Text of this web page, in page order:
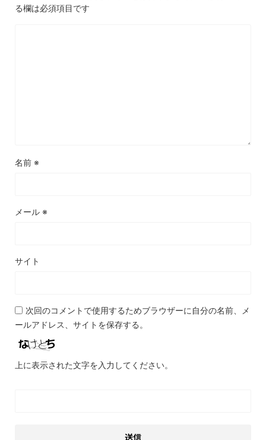
る欄は必須項目です
名前 ※
メール ※
サイト
次回のコメントで使用するためブラウザーに自分の名前、メ
ールアドレス、サイトを保存する。
上に表示された文字を入力してください。